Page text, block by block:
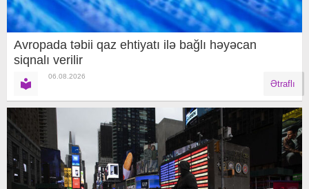
Avropada təbii qaz ehtiyatı ilə bağlı həyəcan
siqnalı verilir
06.08.2026
Ətraflı